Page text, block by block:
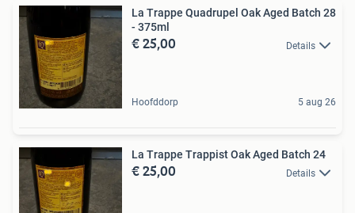
La Trappe Quadrupel Oak Aged Batch 28
- 375ml
€ 25,00 Details
Hoofddorp 5 aug 26
La Trappe Trappist Oak Aged Batch 24
€ 25,00 Details